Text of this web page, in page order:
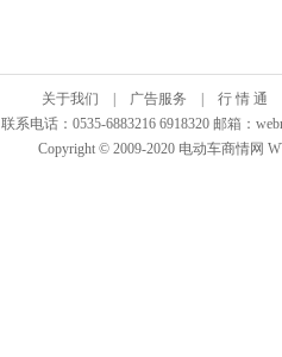
关于我们 广告服务 行 情 通
联系电话：0535-6883216 6918320 邮箱：
Copyright © 2009-2020 电动车商情网